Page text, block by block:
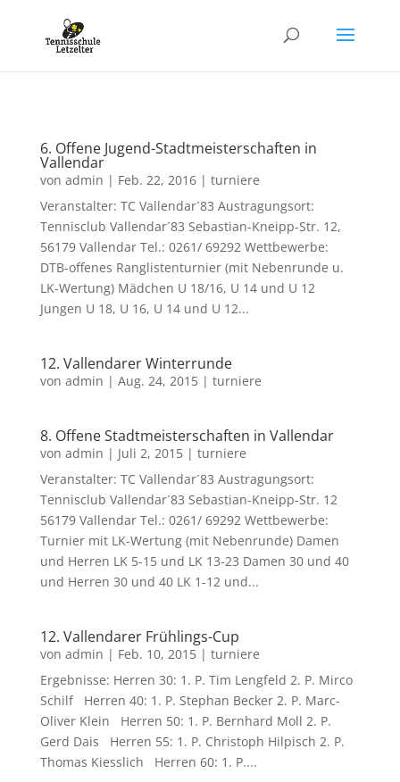
6. Offene Jugend-Stadtmeisterschaften in
Vallendar
von admin | Feb. 22, 2016| turniere
Veranstalter: TC Vallendar´83 Austragungsort:
Tennisclub Vallendar´83 Sebastian-Kneipp-Str. 12,
56179 Vallendar Tel.: 0261/ 69292 Wettbewerbe:
DTB-offenes Ranglistenturnier (mit Nebenrunde u.
LK-Wertung) Mädchen U 18/16, U 14 und U 12
Jungen U 18, U 16, U 14 und U 12...
12. Vallendarer Winterrunde
von admin | Aug. 24, 2015| turniere
8. Offene Stadtmeisterschaften in Vallendar
von admin | Juli 2, 2015| turniere
Veranstalter: TC Vallendar´83 Austragungsort:
Tennisclub Vallendar´83 Sebastian-Kneipp-Str. 12
56179 Vallendar Tel.: 0261/ 69292 Wettbewerbe:
Turnier mit LK-Wertung (mit Nebenrunde) Damen
und Herren LK 5-15 und LK 13-23 Damen 30 und 40
und Herren 30 und 40 LK 1-12 und...
12. Vallendarer Frühlings-Cup
von admin | Feb. 10, 2015| turniere
Ergebnisse: Herren 30: 1. P. Tim Lengfeld 2. P. Mirco
Schilf Herren 40: 1. P. Stephan Becker 2. P. Marc-
Oliver Klein Herren 50: 1. P. Bernhard Moll 2. P.
Gerd Dais Herren 55: 1. P. Christoph Hilpisch 2. P.
Thomas Kiesslich Herren 60: 1. P....